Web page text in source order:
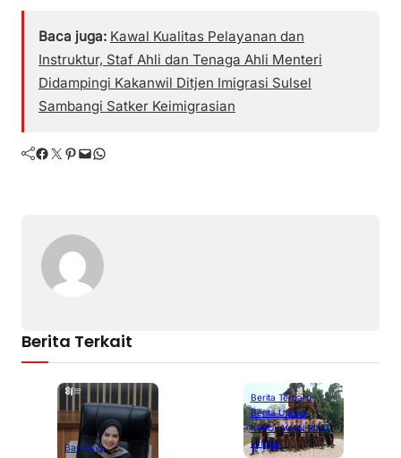
Baca juga: Kawal Kualitas Pelayanan dan
Instruktur, Staf Ahli dan Tenaga Ahli Menteri
Didampingi Kakanwil Ditjen Imigrasi Sulsel
Sambangi Satker Keimigrasian
Facebook Twitter Pinterest Mail WhatsApp
Berita Terkait
Bandung
Berita Terbaru
Berita Utama
KEPULAUAN RIAU
Lingga